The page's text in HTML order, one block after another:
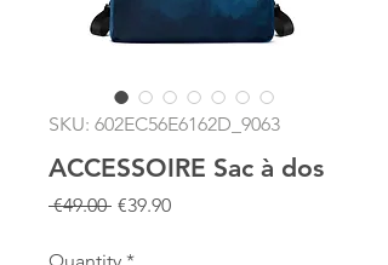
SKU: 602EC56E6162D_9063
ACCESSOIRE Sac à dos
€49.00 Regular
€39.90Sale